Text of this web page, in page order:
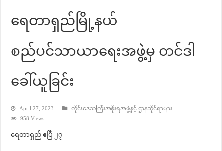
ရေတာရှည်မြို့နယ်
စည်ပင်သာယာရေးအဖွဲ့မှ တင်ဒါ
ခေါ်ယူခြင်း
April 27, 2023
တိုင်းဒေသကြီးအစိုးရအဖွဲ့နှင့် ဌာနဆိုင်ရာများ
958 Views
ရေတာရှည် ဧပြီ ၂၇